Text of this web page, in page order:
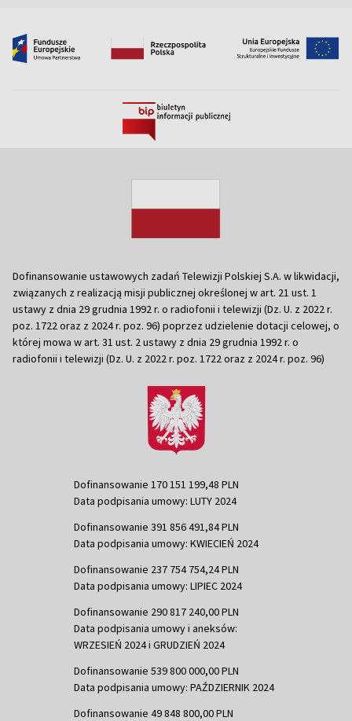
Dofinansowanie ustawowych zadań Telewizji Polskiej S.A. w likwidacji,
związanych z realizacją misji publicznej określonej w art. 21 ust. 1
ustawy z dnia 29 grudnia 1992 r. o radiofonii i telewizji (Dz. U. z 2022 r.
poz. 1722 oraz z 2024 r. poz. 96) poprzez udzielenie dotacji celowej, o
której mowa w art. 31 ust. 2 ustawy z dnia 29 grudnia 1992 r. o
radiofonii i telewizji (Dz. U. z 2022 r. poz. 1722 oraz z 2024 r. poz. 96)
Dofinansowanie 170 151 199,48 PLN
Data podpisania umowy: LUTY 2024
Dofinansowanie 391 856 491,84 PLN
Data podpisania umowy: KWIECIEŃ 2024
Dofinansowanie 237 754 754,24 PLN
Data podpisania umowy: LIPIEC 2024
Dofinansowanie 290 817 240,00 PLN
Data podpisania umowy i aneksów:
WRZESIEŃ 2024 i GRUDZIEŃ 2024
Dofinansowanie 539 800 000,00 PLN
Data podpisania umowy: PAŹDZIERNIK 2024
Dofinansowanie 49 848 800,00 PLN